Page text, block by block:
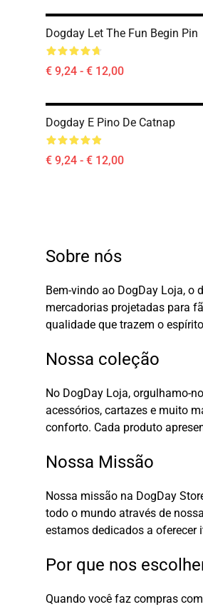
Dogday Let The Fun Begin Pin
€ 9,24 - € 12,00
Dogday E Pino De Catnap
€ 9,24 - € 12,00
Sobre nós
Bem-vindo ao DogDay Loja, o
mercadorias projetadas para
qualidade que trazem o
Nossa coleção
No DogDay Loja, orgulhamo-
acessórios, cartazes e muito
conforto. Cada produto
Nossa Missão
Nossa missão na DogDay
todo o mundo através de
estamos dedicados a oferecer
Por que nos
Quando você faz compras